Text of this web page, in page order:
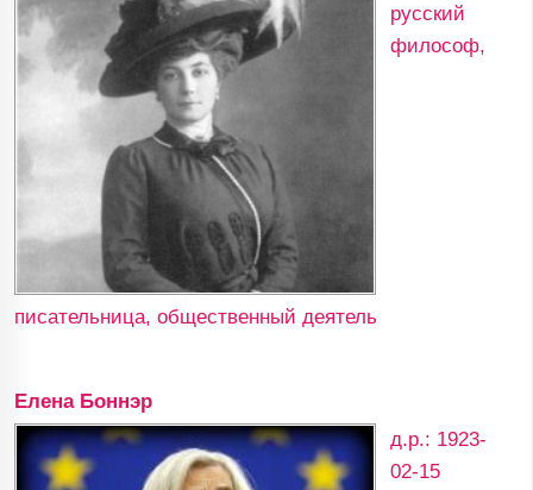
русский
философ,
писательница, общественный деятель
Елена Боннэр
д.р.: 1923-
02-15